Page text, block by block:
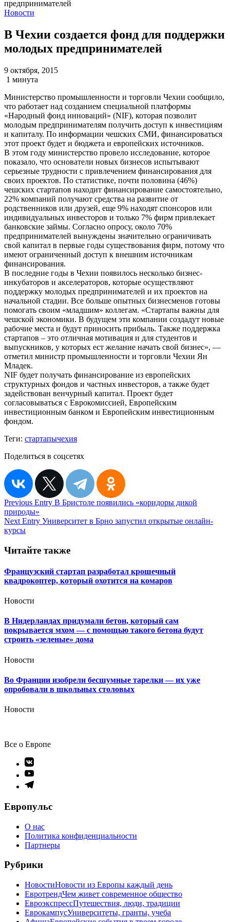
Новости
В Чехии создается фонд для поддержки
молодых предпринимателей
9 октября, 2015
1 минута
Министерство промышленности и торговли Чехии сообщило,
что работает над созданием специальной платформы
«Народный фонд инноваций» (NIF), которая позволит
молодым предпринимателям получить доступ к инвестициям
и капиталу. По информации чешских СМИ, финансироваться
этот проект будет и бюджета и европейских источников.
В этом году министерство провело исследование, которое
показало, что основатели новых бизнесов испытывают
серьезные трудности с привлечением финансирования для
своих проектов. По статистике, почти половина (46%)
чешских стартапов находит финансирование самостоятельно,
22% компаний получают средства на развитие от
родственников или друзей, еще 9% находят спонсоров или
индивидуальных инвесторов и только 7% фирм привлекает
банковские займы. Согласно опросу, около 70%
предпринимателей вынуждены значительно ограничивать
свой капитал в первые годы существования фирм, потому что
имеют ограниченный доступ к внешним источникам
финансирования.
В последние годы в Чехии появилось несколько бизнес-
инкубаторов и акселераторов, которые осуществляют
поддержку молодых предпринимателей и их проектов на
начальной стадии. Все больше опытных бизнесменов готовы
помогать своим «младшим» коллегам. «Стартапы важны для
чешской экономики. В будущем эти компании создадут новые
рабочие места и будут приносить прибыль. Также поддержка
стартапов – это отличная мотивация и для студентов и
выпускников, у которых ест желание начать свой бизнес», —
отметил министр промышленности и торговли Чехии Ян
Младек.
NIF будет получать финансирование из европейских
структурных фондов и частных инвесторов, а также будет
задействован венчурный капитал. Проект будет
согласовываться с Еврокомиссией, Европейским
инвестиционным банком и Европейским инвестиционным
фондом.
Теги: стартапычехия
Поделиться в соцсетях
Навигация
по
записям
Previous Entry В Бристоле появились «коридоры дикой
природы»
Next Entry Университет в Брно запустил открытые онлайн-
курсы
Читайте также
Французский стартап разработал крошечный
квадрокоптер, который охотится на комаров
Новости
В Нидерландах придумали бетон, который сам
покрывается мхом — с помощью такого бетона будут
строить «зеленые» дома
Новости
Во Франции изобрели бесшумные тарелки — их уже
опробовали в школьных столовых
Новости
Все о Европе
Элемент
меню
Элемент
меню
Элемент
Европульс
О нас
Политика конфиденциальности
Партнеры
Рубрики
НовостиНовости из Европы каждый день
ЕвротрендЧем живет современное общество
ЕвроэкспрессПутешествия, люди, традиции
ЕврокампусУниверситеты, гранты, учеба